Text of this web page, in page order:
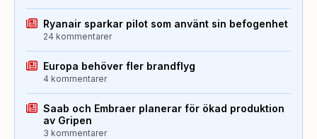
Ryanair sparkar pilot som använt sin befogenhet
24 kommentarer
Europa behöver fler brandflyg
4 kommentarer
Saab och Embraer planerar för ökad produktion
av Gripen
3 kommentarer